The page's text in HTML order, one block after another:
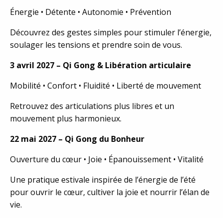
Énergie • Détente • Autonomie • Prévention
Découvrez des gestes simples pour stimuler l’énergie,
soulager les tensions et prendre soin de vous.
3 avril 2027 – Qi Gong & Libération articulaire
Mobilité • Confort • Fluidité • Liberté de mouvement
Retrouvez des articulations plus libres et un
mouvement plus harmonieux.
22 mai 2027 – Qi Gong du Bonheur
Ouverture du cœur • Joie • Épanouissement • Vitalité
Une pratique estivale inspirée de l’énergie de l’été
pour ouvrir le cœur, cultiver la joie et nourrir l’élan de
vie.